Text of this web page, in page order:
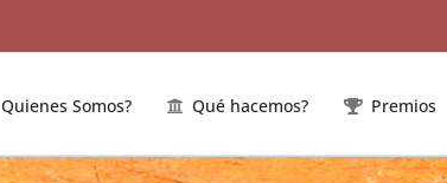
Quienes Somos? Qué hacemos? Premios